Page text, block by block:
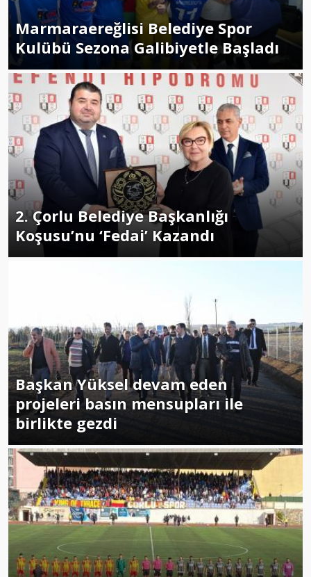
Marmaraereğlisi Belediye Spor
Kulübü Sezona Galibiyetle Başladı
2. Çorlu Belediye Başkanlığı
Koşusu’nu ‘Fedai’ Kazandı
Başkan Yüksel devam eden
projeleri basın mensupları ile
birlikte gezdi